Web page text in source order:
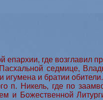
где возглавил
седмице,
и братии обители.
п. Никель, где по
и Божественной